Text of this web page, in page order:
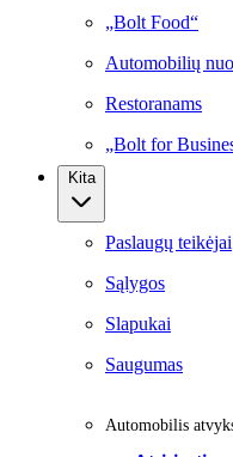
„Bolt Food“
Automobilių
Restoranams
„Bolt for
Kita
Paslaugų teikėjai
Sąlygos
Slapukai
Saugumas
Automobilis